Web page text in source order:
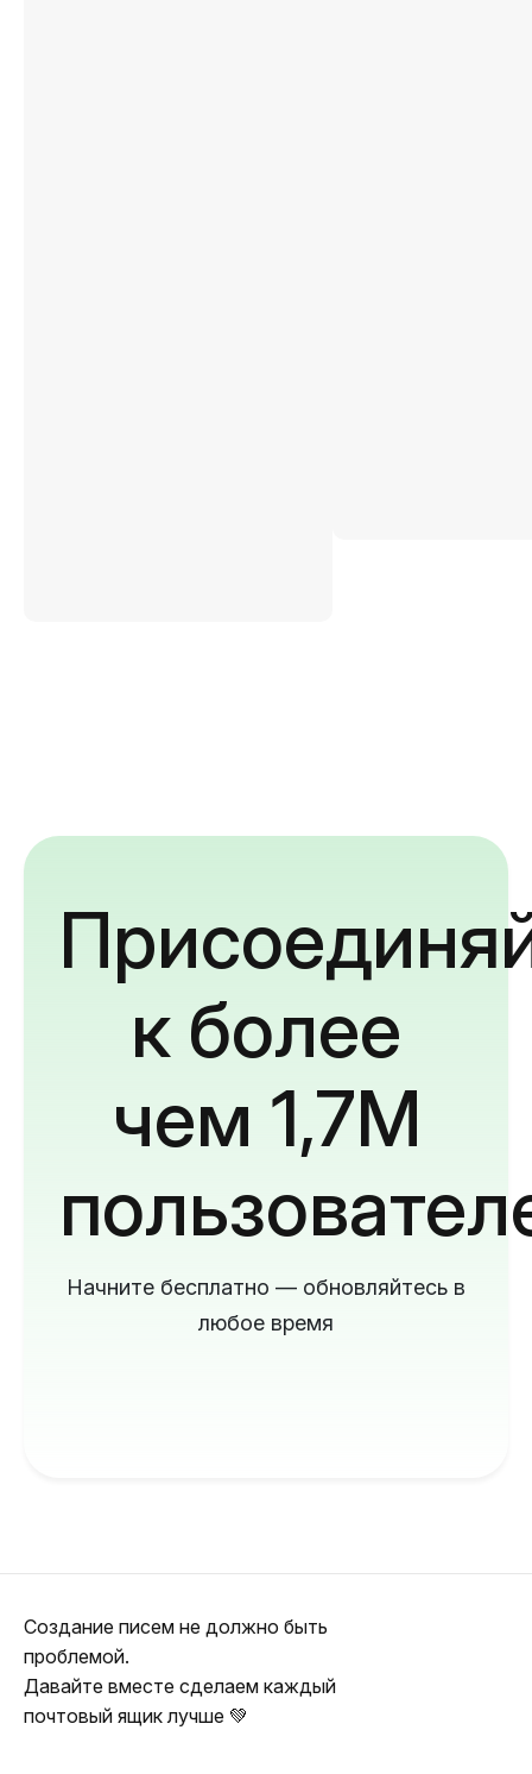
к более
чем 1,7M
Начните бесплатно — обновляйтесь в
любое время
Создание писем не должно быть
проблемой.
Давайте вместе сделаем каждый
почтовый ящик лучше 💚